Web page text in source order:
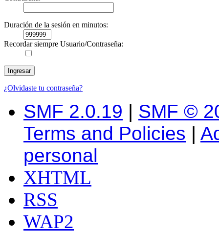
Duración de la sesión en minutos:
Recordar siempre Usuario/Contraseña:
¿Olvidaste tu contraseña?
SMF 2.0.19 | SMF ©
Terms and Policies |
personal
XHTML
RSS
WAP2